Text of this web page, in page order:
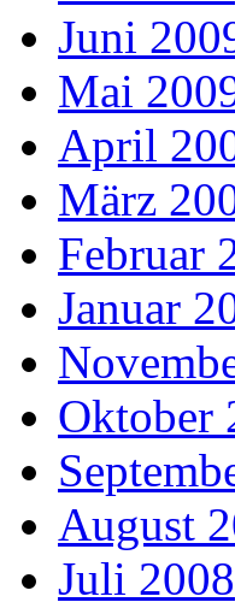
Juni
Mai
April
März
Februar
Januar
Oktober
August
Juli 2008